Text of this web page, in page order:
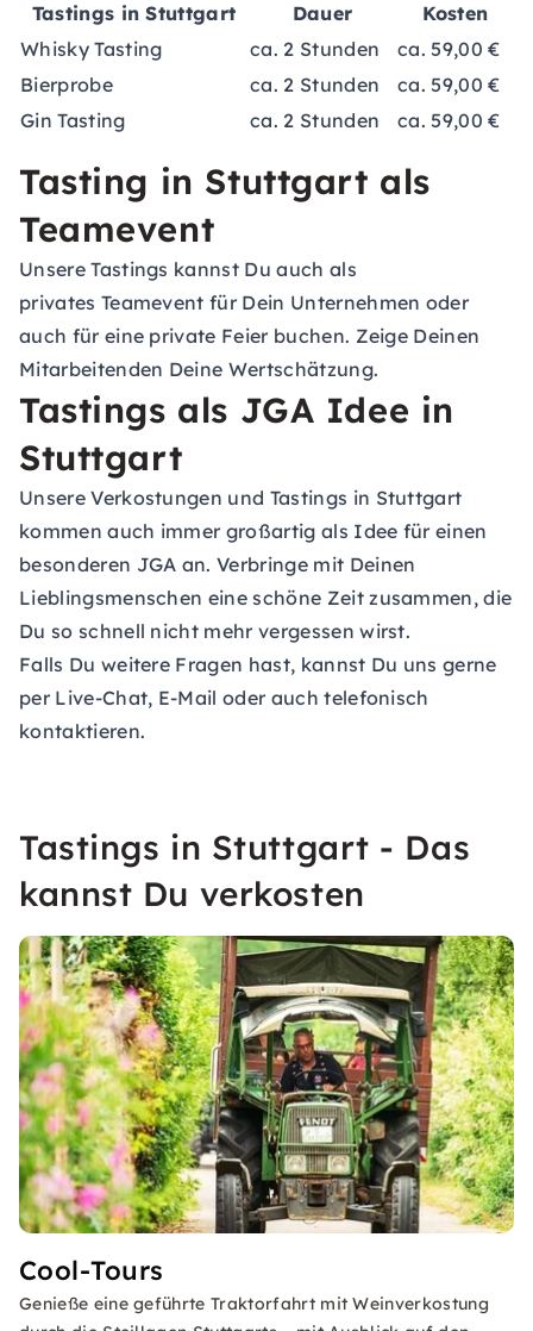
Tastings in Stuttgart
Dauer
Kosten
Whisky Tasting
ca. 2 Stunden
ca. 59,00 €
Bierprobe
ca. 2 Stunden
ca. 59,00 €
Gin Tasting
ca. 2 Stunden ca. 59,00 €
Tasting in Stuttgart als
Teamevent
Unsere Tastings kannst Du auch als
privates Teamevent für Dein Unternehmen oder
auch für eine private Feier buchen. Zeige Deinen
Mitarbeitenden Deine Wertschätzung.
Tastings als JGA Idee in
Stuttgart
Unsere Verkostungen und Tastings in Stuttgart
kommen auch immer großartig als Idee für einen
besonderen JGA an. Verbringe mit Deinen
Lieblingsmenschen eine schöne Zeit zusammen, die
Du so schnell nicht mehr vergessen wirst.
Falls Du weitere Fragen hast, kannst Du uns gerne
per Live-Chat, E-Mail oder auch telefonisch
kontaktieren.
Tastings in Stuttgart - Das
kannst Du verkosten
Cool-Tours
Genieße eine geführte Traktorfahrt mit Weinverkostung